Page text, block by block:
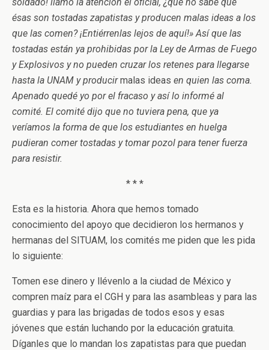
ésas son tostadas zapatistas y producen malas ideas a los
que las comen? ¡Entiérrenlas lejos de aquí!» Así que las
tostadas están ya prohibidas por la Ley de Armas de Fuego
y Explosivos y no pueden cruzar los retenes para llegarse
hasta la UNAM y producirmalas ideas en quien las coma.
Apenado quedé yo por el fracaso y así lo informé al
comité. El comité dijo que no tuviera pena, que ya
veríamos la forma de que los estudiantes en huelga
pudieran comer tostadas y tomar pozol para tener fuerza
para resistir.
* * *
Esta es la historia. Ahora que hemos tomado
conocimiento del apoyo que decidieron los hermanos y
hermanas del SITUAM, los comités me piden que les pida
lo siguiente:
Tomen ese dinero y llévenlo a la ciudad de México y
compren maíz para el CGH y para las asambleas y para las
guardias y para las brigadas de todos esos y esas
jóvenes que están luchando por la educación gratuita.
Díganles que lo mandan los zapatistas para que puedan